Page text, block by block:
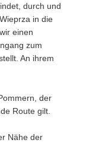
durch und
in die
einen
zum
An ihrem
der
Route gilt.
Nähe der